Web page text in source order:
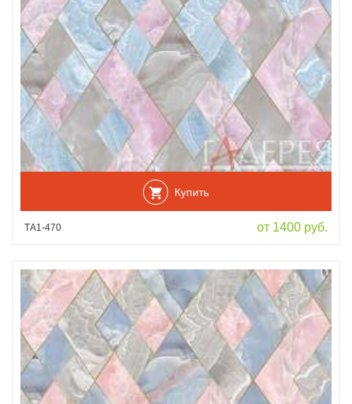
Купить
ТА1-470 от 1400 руб.